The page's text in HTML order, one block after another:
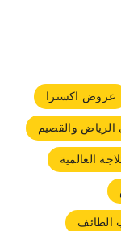
عروض اكسترا
والقصيم
العالمية
الطائف